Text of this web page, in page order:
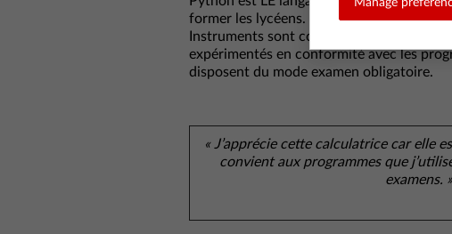
former les lycéens. Les calculatrices
Instruments sont conçues avec des
expérimentés en conformité avec les
disposent du mode examen obligatoire.
« J’apprécie cette calculatrice car elle
convient aux programmes que
examens.